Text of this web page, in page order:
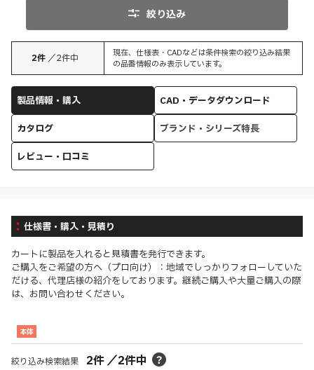
絞り込み
2件 ／2件中
現在、仕様表・CADなどは条件検索の絞り込み結果
の品番情報のみ表示しています。
製品情報・購入
CAD・データダウンロード
カタログ
ブランド・シリーズ特長
レビュー・口コミ
仕様書・購入・見積り
カートに製品を入れると見積書を発行できます。
ご購入をご希望の方へ（プロ向け）：地域でしっかりフォローしていた
だける、代理店様の紹介をしております。継続ご購入や大量ご購入の際
は、お問い合わせください。
本体
絞り込み検索結果 2件／2件中